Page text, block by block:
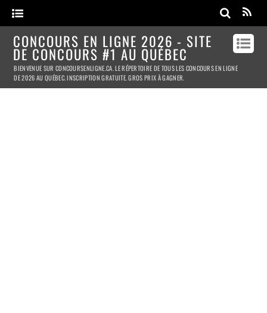
CONCOURS EN LIGNE 2026 - SITE
DE CONCOURS #1 AU QUÉBEC
BIENVENUE SUR CONCOURSENLIGNE.CA. LE RÉPERTOIRE DE TOUS LES CONCOURS EN LIGNE
DE 2026 AU QUÉBEC. INSCRIPTION GRATUITE. GROS PRIX À GAGNER.